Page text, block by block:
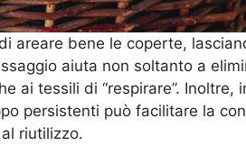
areare bene le coperte,
aiuta non soltanto a
ai tessili di “respirare”. Inoltre,
persistenti può facilitare la
riutilizzo.